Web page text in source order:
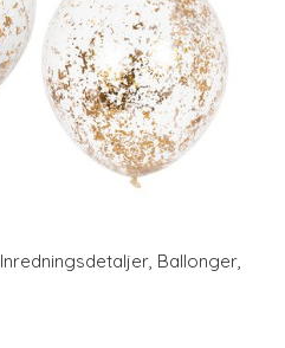
Inredningsdetaljer, Ballonger,